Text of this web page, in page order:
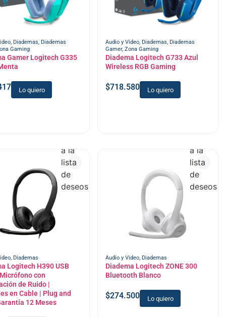
, Diademas, Diademas
Gaming
Gamer Logitech G335
Lo quiero
Audio y Video, Diademas, Diademas
Gamer, Zona Gaming
Diadema Logitech G733 Azul
Wireless RGB Gaming
$718.580 Lo quiero
, Diademas
Logitech H390 USB
con
de Ruido |
en Cable | Plug and
12 Meses
a la
lista
de
deseos
Audio y Video, Diademas
Diadema Logitech ZONE 300
Bluetooth Blanco
$274.500 Lo quiero
a la
lista
de
deseos